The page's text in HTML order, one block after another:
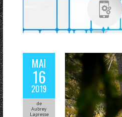
MAI
16
2019
de
Aubrey
Lapresse